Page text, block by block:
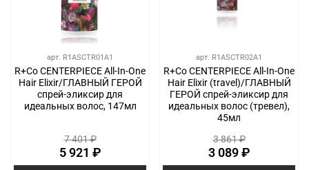
арт. R1ASCTR01A1
R+Co CENTERPIECE All-In-One
Hair Elixir/ГЛАВНЫЙ ГЕРОЙ
спрей-эликсир для
идеальных волос, 147мл
7 401 ₽
5 921 ₽
арт. R1ASCTR02A1
R+Co CENTERPIECE All-In-One
Hair Elixir (travel)/ГЛАВНЫЙ
ГЕРОЙ спрей-эликсир для
идеальных волос (тревел),
45мл
3 861 ₽
3 089 ₽